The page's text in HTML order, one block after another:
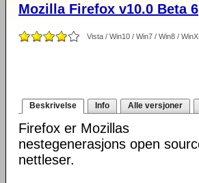
Mozilla Firefox v10.0 Beta 6
Vista / Win10 / Win7 / Win8 /
Beskrivelse Info Alle versjoner
Firefox er Mozillas
nestegenerasjons open
nettleser.